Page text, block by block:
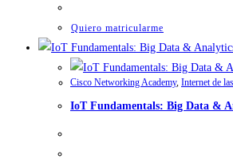
Quiero matricularme
Cisco Networking Academy, Internet de
IoT Fundamentals: Big Data &